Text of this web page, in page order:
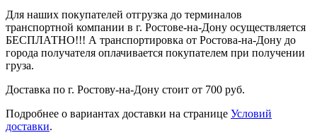
Для наших покупателей отгрузка до терминалов
транспортной компании в г. Ростове-на-Дону осуществляется
БЕСПЛАТНО!!! А транспортировка от Ростова-на-Дону до
города получателя оплачивается покупателем при получении
груза.
Доставка по г. Ростову-на-Дону стоит от 700 руб.
Подробнее о вариантах доставки на странице Условий
доставки.